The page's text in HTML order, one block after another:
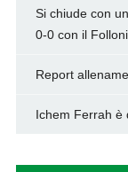
Si chiude con
0-0 con il
Report
Ichem Ferrah è